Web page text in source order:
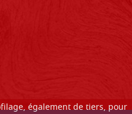
également de tiers, pour